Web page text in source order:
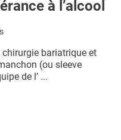
à l’alcool
bariatrique et
(ou sleeve
de l’ ...